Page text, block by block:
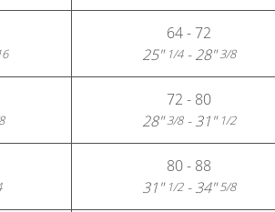
64 - 72
25"1/4- 28"3/8
72 - 80
28"3/8- 31"1/2
80 - 88
31"1/2- 34"5/8